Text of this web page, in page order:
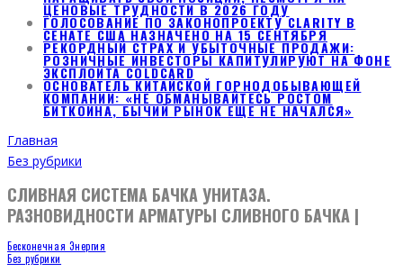
ЦЕНОВЫЕ ТРУДНОСТИ В 2026 ГОДУ
ГОЛОСОВАНИЕ ПО ЗАКОНОПРОЕКТУ CLARITY В
СЕНАТЕ США НАЗНАЧЕНО НА 15 СЕНТЯБРЯ
РЕКОРДНЫЙ СТРАХ И УБЫТОЧНЫЕ ПРОДАЖИ:
РОЗНИЧНЫЕ ИНВЕСТОРЫ КАПИТУЛИРУЮТ НА ФОНЕ
ЭКСПЛОЙТА COLDCARD
ОСНОВАТЕЛЬ КИТАЙСКОЙ ГОРНОДОБЫВАЮЩЕЙ
КОМПАНИИ: «НЕ ОБМАНЫВАЙТЕСЬ РОСТОМ
БИТКОИНА, БЫЧИЙ РЫНОК ЕЩЕ НЕ НАЧАЛСЯ»
Главная
Без рубрики
СЛИВНАЯ СИСТЕМА БАЧКА УНИТАЗА.
РАЗНОВИДНОСТИ АРМАТУРЫ СЛИВНОГО БАЧКА |
Бесконечная Энергия
Без рубрики